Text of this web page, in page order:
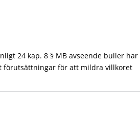
24 kap. 8 § MB avseende buller har
förutsättningar för att mildra villkoret